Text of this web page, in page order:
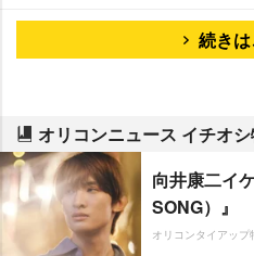
続き
オリコンニュース イチオ
向井康二イ
SONG）』
オリコンタイアップ